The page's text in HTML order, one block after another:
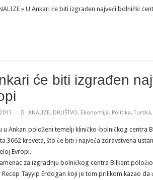
Milatović pozvao Erdogana da posjeti
» U Ankari će biti izgrađen najveći bolnički
će biti izgrađen
ANALIZE, DRUŠTVO, Ekonomija, Politika,Turska,
u Ankari položeni temelji kliničko-bolničkog centra
3662 kreveta, što će biti i najveća zdravstvena
Evropi.
za izgradnju bolničkog centra Bilkent
Tayyip Erdogan koji je tom prilikom kazao da